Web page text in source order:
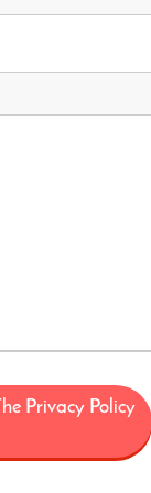
とにより日本に対
のあるウェブドメイ
で提供されるサービ
Privacy Policy